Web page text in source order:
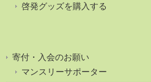
啓発グッズを購入する
寄付・入会のお願い
マンスリーサポーター